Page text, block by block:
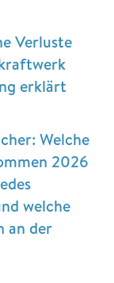
Verluste
erklärt
Welche
2026
welche
an der